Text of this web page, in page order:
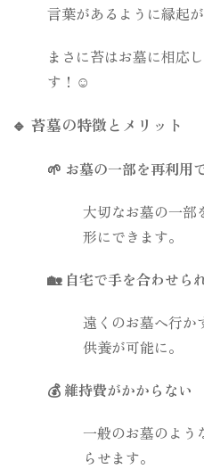
言葉があるように縁起が
まさに苔はお墓に相応
す！☺️
🔹 苔墓の特徴とメリット
🌱 お墓の一部を再利用
大切なお墓の一部
形にできます。
🏡 自宅で手を合わせら
遠くのお墓へ行か
供養が可能に。
💰 維持費がかからない
一般のお墓のよう
らせます。